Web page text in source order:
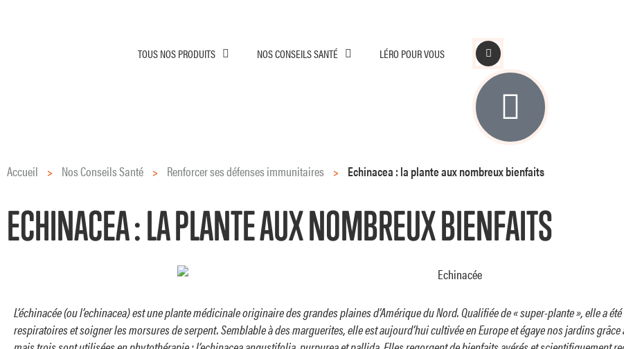
TOUS NOS PRODUITS NOS CONSEILS SANTÉ
LIRE LA SUITE
LÉRO POUR VOUS
Accueil > Nos Conseils Santé > Renforcer ses défenses immunitaires > Echinacea : la plante aux nombreux bienfaits
ECHINACEA : LA PLANTE AUX NOMBREUX BIENFAITS
L’échinacée (ou l’echinacea) est une plante médicinale originaire des grandes plaines d’Amérique du Nord. Qualifiée de « super-plante », elle a
respiratoires et soigner les morsures de serpent. Semblable à des marguerites, elle est aujourd’hui cultivée en Europe et égaye nos jardins